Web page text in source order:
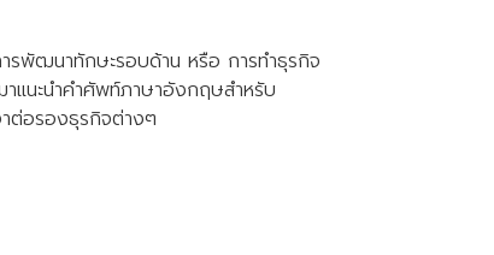
ารพัฒนาทักษะรอบด้าน หรือ การทำธุรกิจ
าแนะนำคำศัพท์ภาษาอังกฤษสำหรับ
าต่อรองธุรกิจต่างๆ